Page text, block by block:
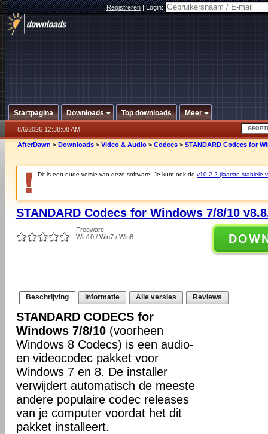
Registreren|Login:
Startpagina Downloads Top downloads Meer
8/6/2026 12:38:08 AM
AfterDawn > Downloads > Video & Audio > Codecs > STANDARD Codecs for
Dit is een oude versie van deze software. Je kunt ook de v10.2.2 (laatste stabiele
STANDARD Codecs for Windows 7/8/10
Freeware
Win10 / Win7 / Win8
Beschrijving Informatie Alle versies Reviews
STANDARD CODECS for
Windows 7/8/10 (voorheen
Windows 8 Codecs) is een audio-
en videocodec pakket voor
Windows 7 en 8. De installer
verwijdert automatisch de meeste
andere populaire codec releases
van je computer voordat het dit
pakket installeert.